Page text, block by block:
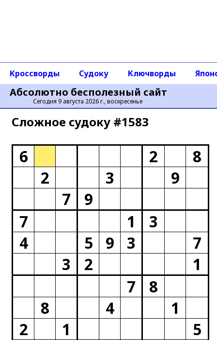
Абсолютно бесполезный сайт
Сегодня 9 августа 2026 г., воскресенье
Кроссворды Судоку Ключворды
Сложное cудоку #1583
6 2
8
2
3
9
7
9
7
1
3
4
5 9 3
7
3
2
1
7
8
8
4
1
2
1 5